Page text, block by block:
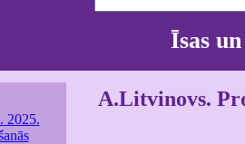
Īsas
2025.
A.Litvinovs.